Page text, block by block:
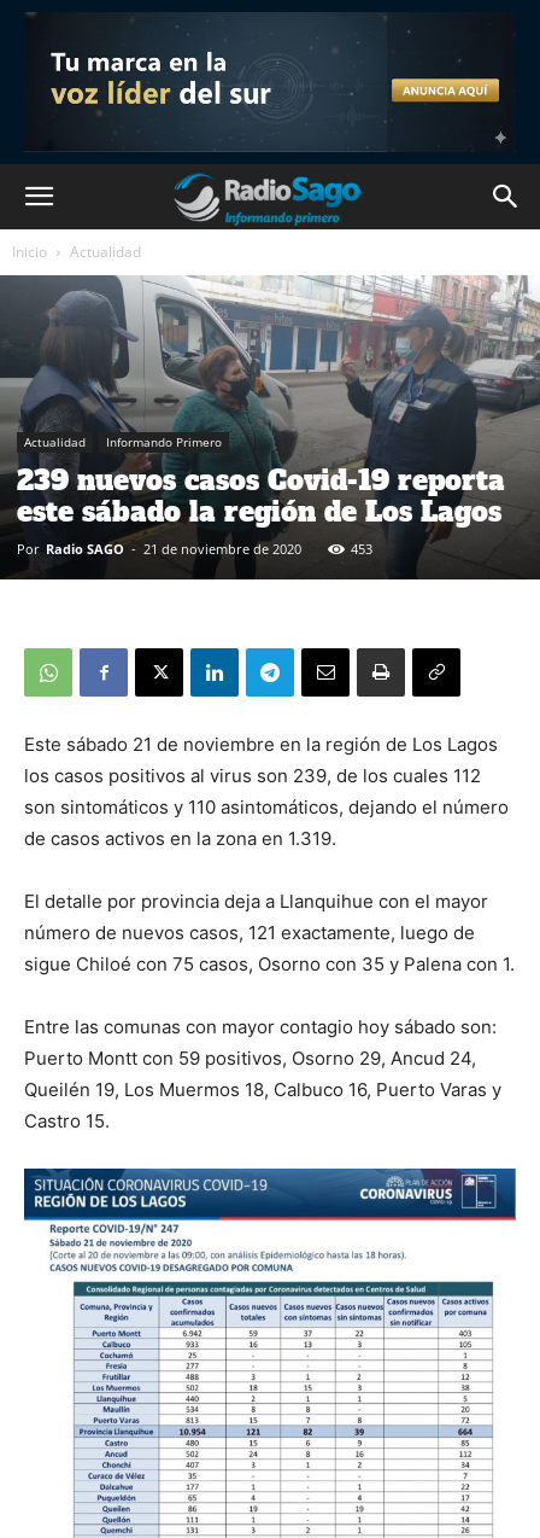
Inicio Actualidad
Actualidad Informando Primero
239 nuevos casos Covid-19 reporta
este sábado la región de Los Lagos
Por Radio SAGO - 21 de noviembre de 2020 453
Este sábado 21 de noviembre en la región de Los Lagos
los casos positivos al virus son 239, de los cuales 112
son sintomáticos y 110 asintomáticos, dejando el número
de casos activos en la zona en 1.319.
El detalle por provincia deja a Llanquihue con el mayor
número de nuevos casos, 121 exactamente, luego de
sigue Chiloé con 75 casos, Osorno con 35 y Palena con 1.
Entre las comunas con mayor contagio hoy sábado son:
Puerto Montt con 59 positivos, Osorno 29, Ancud 24,
Queilén 19, Los Muermos 18, Calbuco 16, Puerto Varas y
Castro 15.